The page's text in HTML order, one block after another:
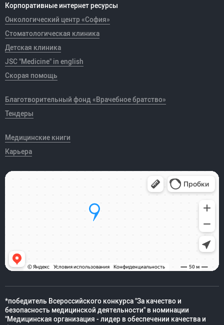
Корпоративные интернет ресурсы
Онкологический центр «София»
Стоматологическая клиника
Детская клиника
JSC "Medicine" in english
Скорая помощь
Благотворительный фонд «Врачебное братство»
Тендеры
Медицинские книги
Карьера
*победитель Всероссийского конкурса "За качество и
безопасность медицинской деятельности" в номинации
"Медицинская организация - лидер в обеспечении качества и